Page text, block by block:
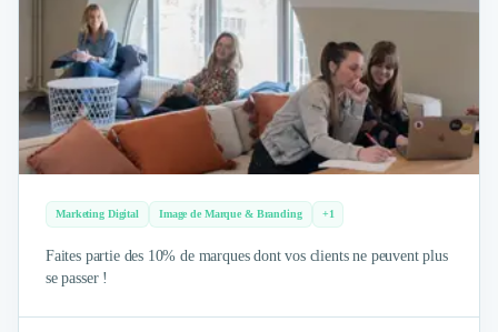
Marketing Digital Image de Marque & Branding +1
Faites partie des 10% de marques dont vos clients ne peuvent plus
se passer !